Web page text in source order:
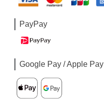
PayPay
Google Pay / Apple Pay